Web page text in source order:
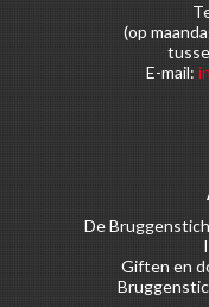
(op
E-mail:
De
Giften en